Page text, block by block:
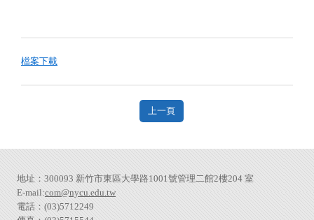
檔案下載
上一頁
地址：300093 新竹市東區大學路1001號管理二館2樓204 室
E-mail:com@nycu.edu.tw
電話：(03)5712249